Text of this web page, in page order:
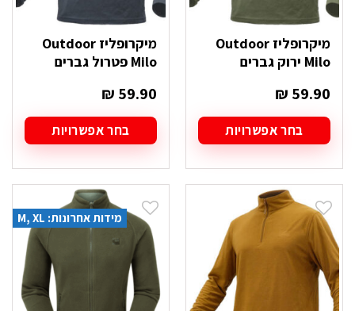
מיקרופליז Outdoor
Milo ירוק גברים
₪ 59.90
בחר אפשרויות
זה
יש
סוגים.
ניתן
לבחור
את
האפשרויות
בעמוד
המוצר
מיקרופליז Outdoor
Milo פטרול גברים
₪ 59.90
בחר אפשרויות
זה
יש
סוגים.
ניתן
לבחור
את
האפשרויות
בעמוד
המוצר
מידות אחרונות: M, XL